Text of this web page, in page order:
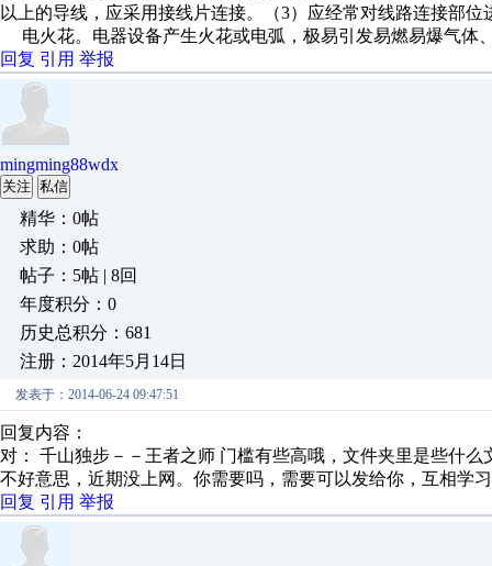
以上的导线，应采用接线片连接。（3）应经常对线路连接部
电火花。电器设备产生火花或电弧，极易引发易燃易爆气体
回复 引用 举报
mingming88wdx
关注 私信
精华：0帖
求助：0帖
帖子：5帖 | 8回
年度积分：0
历史总积分：681
注册：2014年5月14日
发表于：2014-06-24 09:47:51
回复内容：
对： 千山独步－－王者之师 门槛有些高哦，文件夹里是些什
不好意思，近期没上网。你需要吗，需要可以发给你，互相学
回复 引用 举报